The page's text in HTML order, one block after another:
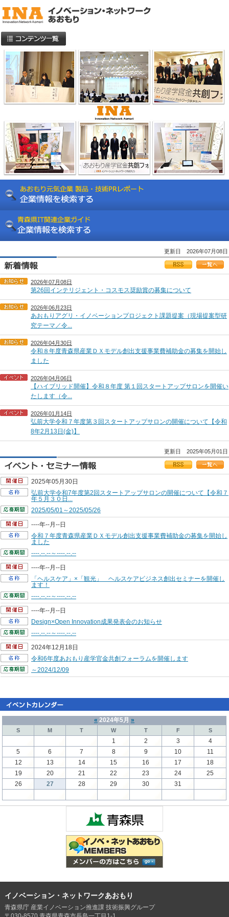
更新日 2026年07月08日
2026年07月08日
第26回インテリジェント・コスモス奨励賞の募集について
2026年06月23日
あおもりアグリ・イノベーションプロジェクト課題提案（現場提案型研
究テーマ／令...
2026年04月30日
令和８年度青森県産業ＤＸモデル創出支援事業費補助金の募集を開始し
ました
2026年04月06日
【ハイブリッド開催】令和８年度 第１回スタートアップサロンを開催い
たします（令...
2026年01月14日
弘前大学令和７年度第３回スタートアップサロンの開催について【令和
8年2月13日(金)】
更新日 2025年05月01日
2025年05月30日
弘前大学令和7年度第2回スタートアップサロンの開催について【令和７
年５月３０日...
2025/05/01～2025/05/26
----年--月--日
令和７年度青森県産業ＤＸモデル創出支援事業費補助金の募集を開始し
ました
----.--.--～----.--.--
----年--月--日
「ヘルスケア」×「観光」 ヘルスケアビジネス創出セミナーを開催し
ます！
----.--.--～----.--.--
----年--月--日
Design×Open Innovation成果発表会のお知らせ
----.--.--～----.--.--
2024年12月18日
令和6年度あおもり産学官金共創フォーラムを開催します
～2024/12/09
« 2024年5月 »
S M T W T F S
1 2 3
4
5
6 7 8 9 10
11
12
13 14 15 16 17
18
19
20 21 22 23 24
25
26
27 28 29 30 31
イノベーション・ネットワークあおもり
青森県庁 産業イノベーション推進課 技術振興グループ